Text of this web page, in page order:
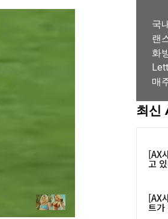
국
랜
화
매
최
[AX
고
[AX
트가